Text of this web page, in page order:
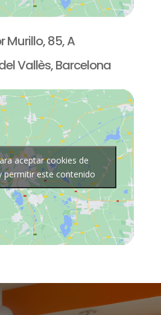
Murillo, 85, A
Vallès, Barcelona
aceptar cookies de
permitir este contenido